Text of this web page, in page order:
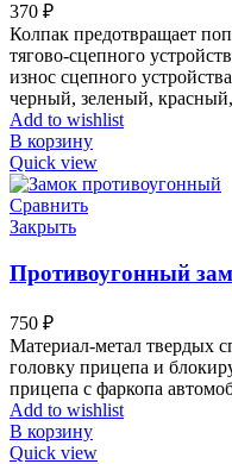
370 ₽
Колпак предотвращает
тягово-сцепного
износ сцепного
черный, зеленый,
Add to wishlist
В корзину
Quick view
Сравнить
Закрыть
Противоугонный
750 ₽
Материал-метал твердых
головку прицепа и
прицепа с фаркопа
Add to wishlist
В корзину
Quick view